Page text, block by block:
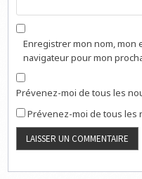
Enregistrer mon nom, mon
navigateur pour mon
Prévenez-moi de tous les
Prévenez-moi de tous les